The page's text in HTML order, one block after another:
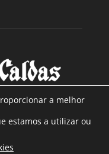
mais de 90 anos de
a melhor
estamos a utilizar ou